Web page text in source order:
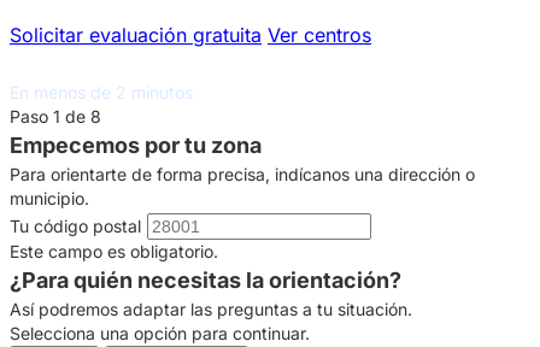
Solicitar evaluación gratuita Ver centros
En menos de 2 minutos
Paso 1 de 8
Empecemos por tu zona
Para orientarte de forma precisa, indícanos una dirección o
municipio.
Tu código postal
Este campo es obligatorio.
¿Para quién necesitas la orientación?
Así podremos adaptar las preguntas a tu situación.
Selecciona una opción para continuar.